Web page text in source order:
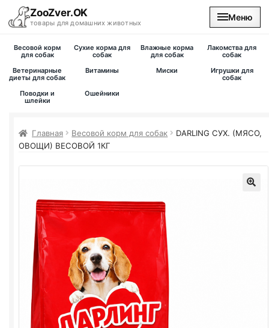
ZooZver.OK
товары для домашних животных
Меню
На главную
Вакансии
Весовой корм
для собак
Сухие корма для
собак
Влажные корма
для собак
Лакомства для
собак
Ветеринарные
диеты для собак
Витамины Миски
Игрушки для
собак
Поводки и
шлейки
Ошейники
Главная Весовой корм для собак
DARLING СУХ. (МЯСО,
ОВОЩИ) ВЕСОВОЙ 1КГ